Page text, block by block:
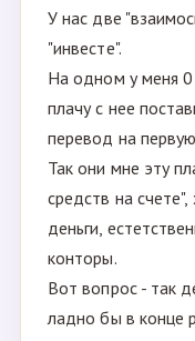
У нас две
"инвесте".
На одном у меня
плачу с нее
перевод на
Так они мне эту
средств на
деньги,
конторы.
Вот вопрос - так
ладно бы в конце